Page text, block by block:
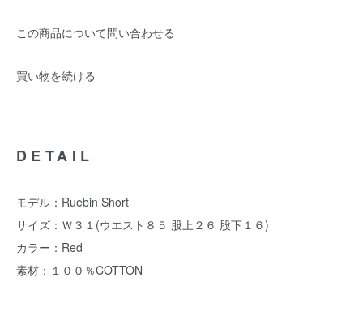
この商品について問い合わせる
買い物を続ける
DETAIL
モデル：Ruebin Short
サイズ：Ｗ３１(ウエスト８５ 股上２６ 股下１６)
カラー：Red
素材：１００％COTTON